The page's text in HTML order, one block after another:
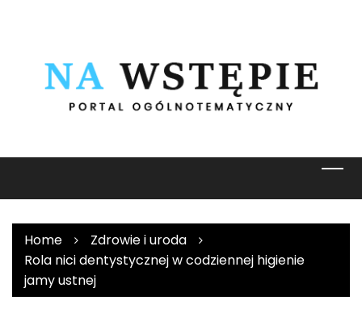
Home
Zdrowie i uroda
Rola nici dentystycznej w codziennej higienie
jamy ustnej